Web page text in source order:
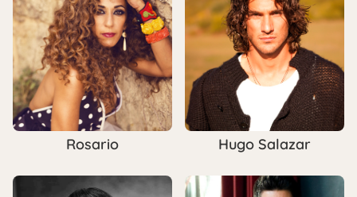
Rosario Hugo Salazar